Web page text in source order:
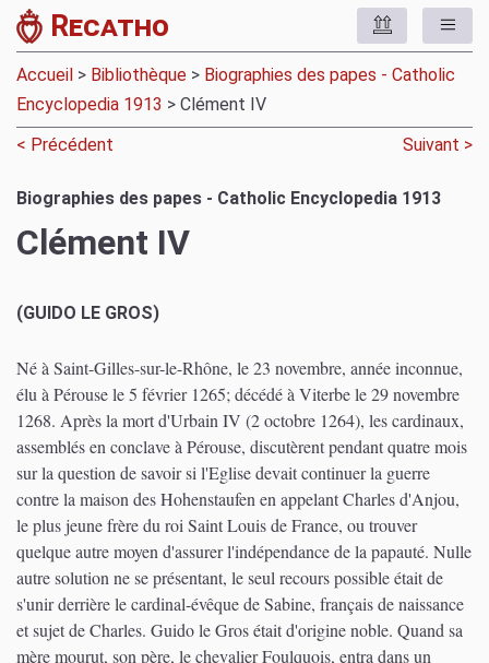
Recatho
Accueil > Bibliothèque > Biographies des papes - Catholic
Encyclopedia 1913 > Clément IV
< Précédent
Suivant >
Biographies des papes - Catholic Encyclopedia 1913
Clément IV
(GUIDO LE GROS)
Né à Saint-Gilles-sur-le-Rhône, le 23 novembre, année inconnue,
élu à Pérouse le 5 février 1265; décédé à Viterbe le 29 novembre
1268. Après la mort d'Urbain IV (2 octobre 1264), les cardinaux,
assemblés en conclave à Pérouse, discutèrent pendant quatre mois
sur la question de savoir si l'Eglise devait continuer la guerre
contre la maison des Hohenstaufen en appelant Charles d'Anjou,
le plus jeune frère du roi Saint Louis de France, ou trouver
quelque autre moyen d'assurer l'indépendance de la papauté. Nulle
autre solution ne se présentant, le seul recours possible était de
s'unir derrière le cardinal-évêque de Sabine, français de naissance
et sujet de Charles. Guido le Gros était d'origine noble. Quand sa
mère mourut, son père, le chevalier Foulquois, entra dans un